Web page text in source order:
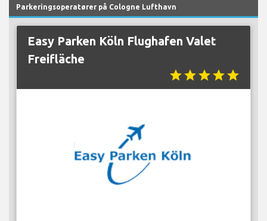
Parkeringsoperatører på Cologne Lufthavn
Easy Parken Köln Flughafen Valet
Freifläche
starstarstarstarstar